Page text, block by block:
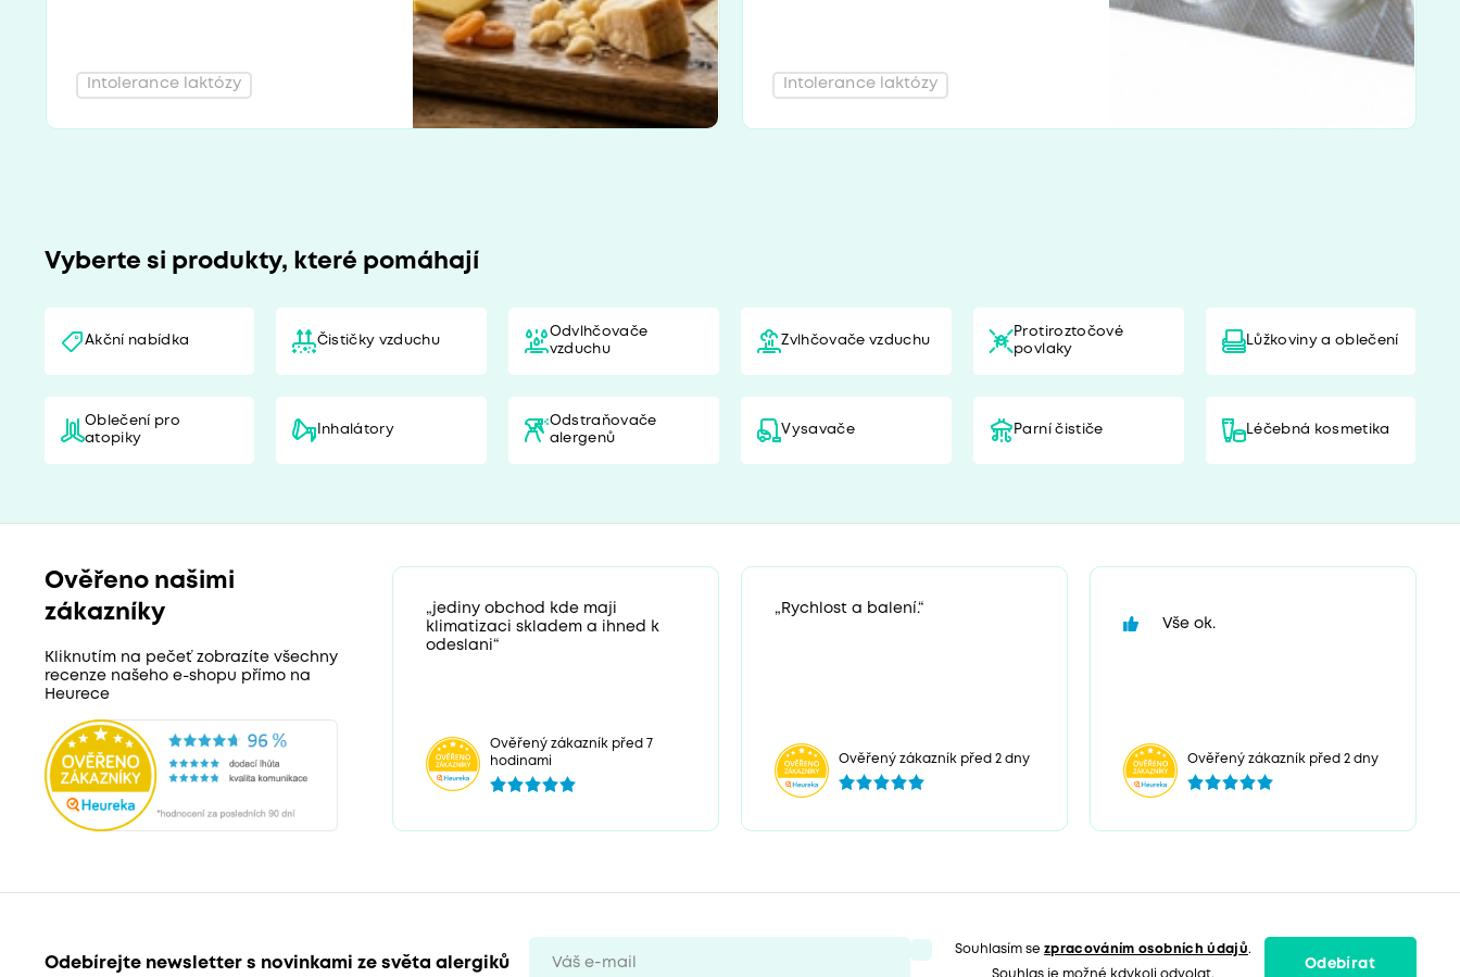
Intolerance laktózy Intolerance laktózy
Vyberte si produkty, které pomáhají
Akční nabídka Čističky vzduchu
Odvlhčovače
vzduchu
Zvlhčovače vzduchu
Protiroztočové
povlaky
Lůžkoviny a oblečení
Oblečení pro
atopiky
Inhalátory
Odstraňovače
alergenů
Vysavače Parní čističe Léčebná kosmetika
Ověřeno našimi
zákazníky
Kliknutím na pečeť zobrazíte všechny
recenze našeho e-shopu přímo na
Heurece
„jediny obchod kde maji
klimatizaci skladem a ihned k
odeslani“
Ověřený zákazník před 7
hodinami
„Rychlost a balení.“
Ověřený zákazník před 2 dny
Vše ok.
Ověřený zákazník před 2 dny
Odebírejte newsletter s novinkami ze světa alergiků
Souhlasím sezpracováním osobních údajů.
Souhlas je možné kdykoli odvolat.
Odebírat